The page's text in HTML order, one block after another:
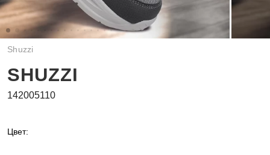
Shuzzi
SHUZZI
142005110
Цвет: